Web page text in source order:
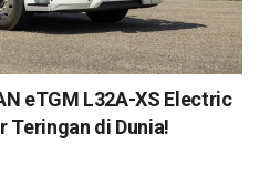
eTGM L32A-XS Electric
Teringan di Dunia!